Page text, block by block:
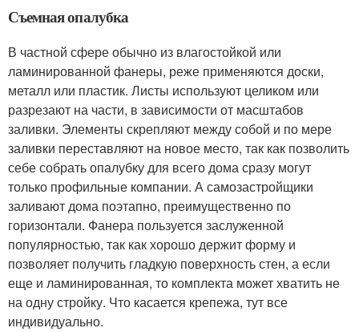
Съемная опалубка
В частной сфере обычно из влагостойкой или
ламинированной фанеры, реже применяются доски,
металл или пластик. Листы используют целиком или
разрезают на части, в зависимости от масштабов
заливки. Элементы скрепляют между собой и по мере
заливки переставляют на новое место, так как позволить
себе собрать опалубку для всего дома сразу могут
только профильные компании. А самозастройщики
заливают дома поэтапно, преимущественно по
горизонтали. Фанера пользуется заслуженной
популярностью, так как хорошо держит форму и
позволяет получить гладкую поверхность стен, а если
еще и ламинированная, то комплекта может хватить не
на одну стройку. Что касается крепежа, тут все
индивидуально.